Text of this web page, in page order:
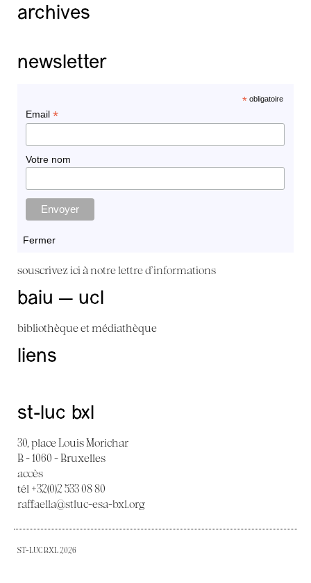
archives
newsletter
*obligatoire
Email *
Votre nom
Fermer
souscrivez ici à notre lettre d'informations
baiu — ucl
bibliothèque et médiathèque
liens
st-luc bxl
30, place Louis Morichar
B - 1060 - Bruxelles
accès
tél +32(0)2 533 08 80
raffaella@stluc-esa-bxl.org
ST-LUC BXL 2026